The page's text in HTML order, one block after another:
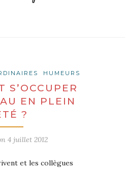
HUMEURS
S’OCCUPER
EN PLEIN
?
4 juillet 2012
et les collègues